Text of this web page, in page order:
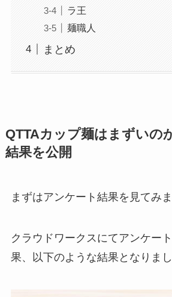
ラ王
麺職人
まとめ
QTTAカップ麺はまずいの
結果を公開
まずはアンケート結果を見てみま
クラウドワークスにてアンケー
果、以下のような結果となりまし